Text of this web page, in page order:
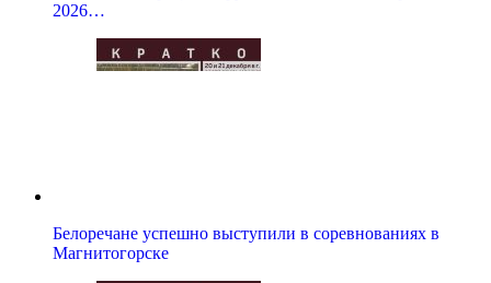
2026…
Белоречане успешно выступили в соревнованиях в
Магнитогорске